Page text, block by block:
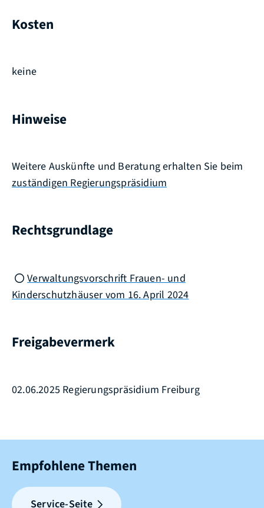
Kosten
keine
Hinweise
Weitere Auskünfte und Beratung erhalten Sie beim
zuständigen Regierungspräsidium
Rechtsgrundlage
Verwaltungsvorschrift Frauen- und
Kinderschutzhäuser vom 16. April 2024
Freigabevermerk
02.06.2025 Regierungspräsidium Freiburg
Empfohlene Themen
Service-Seite